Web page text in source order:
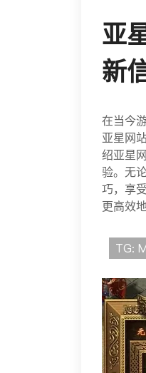
亚
新
在当今
亚星网
绍亚星
验。无
巧，享
更高效